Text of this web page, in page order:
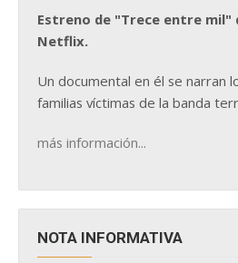
Estreno de "Trece entre mil"
Netflix.
Un documental en él se narran
familias víctimas de la banda
más información...
NOTA INFORMATIVA